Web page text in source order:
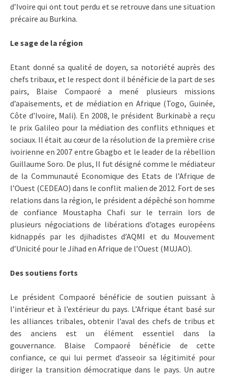
d’Ivoire qui ont tout perdu et se retrouve dans une situation
précaire au Burkina.
Le sage de la région
Etant donné sa qualité de doyen, sa notoriété auprès des
chefs tribaux, et le respect dont il bénéficie de la part de ses
pairs, Blaise Compaoré a mené plusieurs missions
d’apaisements, et de médiation en Afrique (Togo, Guinée,
Côte d’Ivoire, Mali). En 2008, le président Burkinabè a reçu
le prix Galileo pour la médiation des conflits ethniques et
sociaux. Il était au cœur de la résolution de la première crise
ivoirienne en 2007 entre Gbagbo et le leader de la rébellion
Guillaume Soro. De plus, Il fut désigné comme le médiateur
de la Communauté Economique des Etats de l’Afrique de
l’Ouest (CEDEAO) dans le conflit malien de 2012. Fort de ses
relations dans la région, le président a dépêché son homme
de confiance Moustapha Chafi sur le terrain lors de
plusieurs négociations de libérations d’otages européens
kidnappés par les djihadistes d’AQMI et du Mouvement
d’Unicité pour le Jihad en Afrique de l’Ouest (MUJAO).
Des soutiens forts
Le président Compaoré bénéficie de soutien puissant à
l’intérieur et à l’extérieur du pays. L’Afrique étant basé sur
les alliances tribales, obtenir l’aval des chefs de tribus et
des anciens est un élément essentiel dans la
gouvernance. Blaise Compaoré bénéficie de cette
confiance, ce qui lui permet d’asseoir sa légitimité pour
diriger la transition démocratique dans le pays. Un autre